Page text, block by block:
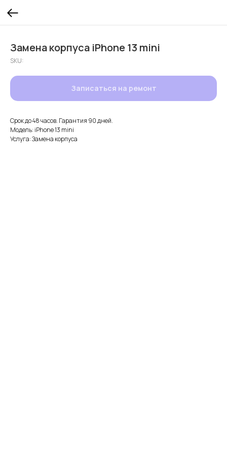
Замена корпуса iPhone 13 mini
SKU:
Записаться на ремонт
Срок до 48 часов. Гарантия 90 дней.
Модель: iPhone 13 mini
Услуга: Замена корпуса